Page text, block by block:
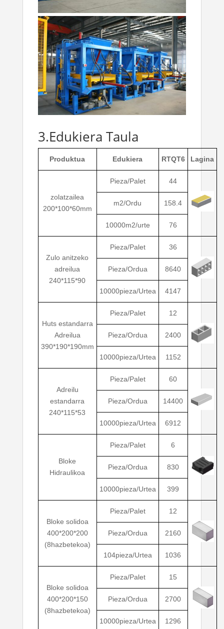
3.Edukiera Taula
Produktua Edukiera RTQT6 Lagina
zolatzailea
200*100*60mm
Pieza/Palet 44
m2/Ordu 158.4
10000m2/urte 76
Zulo anitzeko
adreilua
240*115*90
Pieza/Palet 36
Pieza/Ordua 8640
10000pieza/Urtea 4147
Huts estandarra
Adreilua
390*190*190mm
Pieza/Palet 12
Pieza/Ordua 2400
10000pieza/Urtea 1152
Adreilu
estandarra
240*115*53
Pieza/Palet 60
Pieza/Ordua 14400
10000pieza/Urtea 6912
Bloke
Hidraulikoa
Pieza/Palet 6
Pieza/Ordua 830
10000pieza/Urtea 399
Bloke solidoa
400*200*200
(8hazbetekoa)
Pieza/Palet 12
Pieza/Ordua 2160
104pieza/Urtea 1036
Bloke solidoa
400*200*150
(8hazbetekoa)
Pieza/Palet 15
Pieza/Ordua 2700
10000pieza/Urtea 1296